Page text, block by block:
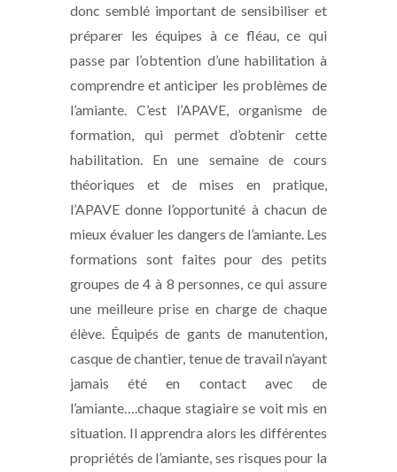
donc semblé important de sensibiliser et
préparer les équipes à ce fléau, ce qui
passe par l’obtention d’une habilitation à
comprendre et anticiper les problèmes de
l’amiante. C’est l’APAVE, organisme de
formation, qui permet d’obtenir cette
habilitation. En une semaine de cours
théoriques et de mises en pratique,
l’APAVE donne l’opportunité à chacun de
mieux évaluer les dangers de l’amiante. Les
formations sont faites pour des petits
groupes de 4 à 8 personnes, ce qui assure
une meilleure prise en charge de chaque
élève. Équipés de gants de manutention,
casque de chantier, tenue de travail n’ayant
jamais été en contact avec de
l’amiante….chaque stagiaire se voit mis en
situation. Il apprendra alors les différentes
propriétés de l’amiante, ses risques pour la